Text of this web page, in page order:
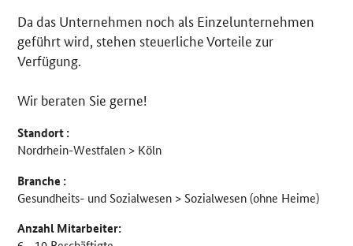
Da das Unternehmen noch als Einzelunternehmen
geführt wird, stehen steuerliche Vorteile zur
Verfügung.
Wir beraten Sie gerne!
Standort :
Nordrhein-Westfalen > Köln
Branche :
Gesundheits- und Sozialwesen > Sozialwesen (ohne Heime)
Anzahl Mitarbeiter: